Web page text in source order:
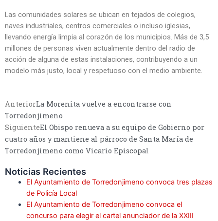
Las comunidades solares se ubican en tejados de colegios,
naves industriales, centros comerciales o incluso iglesias,
llevando energía limpia al corazón de los municipios. Más de 3,5
millones de personas viven actualmente dentro del radio de
acción de alguna de estas instalaciones, contribuyendo a un
modelo más justo, local y respetuoso con el medio ambiente.
AnteriorLa Morenita vuelve a encontrarse con
Torredonjimeno
SiguienteEl Obispo renueva a su equipo de Gobierno por
cuatro años y mantiene al párroco de Santa María de
Torredonjimeno como Vicario Episcopal
Noticias Recientes
El Ayuntamiento de Torredonjimeno convoca tres plazas
de Policía Local
El Ayuntamiento de Torredonjimeno convoca el
concurso para elegir el cartel anunciador de la XXIII